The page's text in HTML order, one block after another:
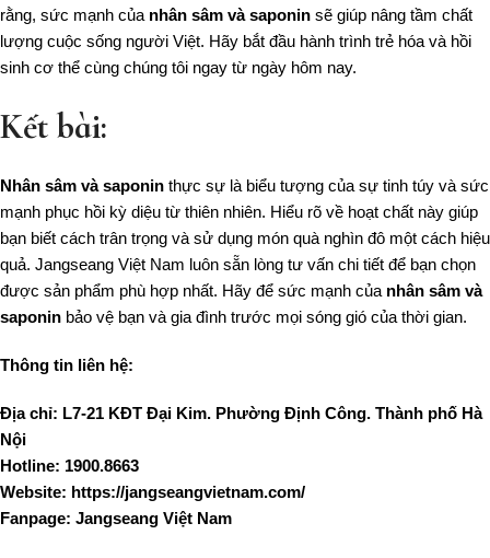
rằng, sức mạnh của nhân sâm và saponin sẽ giúp nâng tầm chất
lượng cuộc sống người Việt. Hãy bắt đầu hành trình trẻ hóa và hồi
sinh cơ thể cùng chúng tôi ngay từ ngày hôm nay.
Kết bài:
Nhân sâm và saponin thực sự là biểu tượng của sự tinh túy và sức
mạnh phục hồi kỳ diệu từ thiên nhiên. Hiểu rõ về hoạt chất này giúp
bạn biết cách trân trọng và sử dụng món quà nghìn đô một cách hiệu
quả. Jangseang Việt Nam luôn sẵn lòng tư vấn chi tiết để bạn chọn
được sản phẩm phù hợp nhất. Hãy để sức mạnh của nhân sâm và
saponin bảo vệ bạn và gia đình trước mọi sóng gió của thời gian.
Thông tin liên hệ:
Địa chỉ: L7-21 KĐT Đại Kim. Phường Định Công. Thành phố Hà
Nội
Hotline: 1900.8663
Website: https://jangseangvietnam.com/
Fanpage: Jangseang Việt Nam